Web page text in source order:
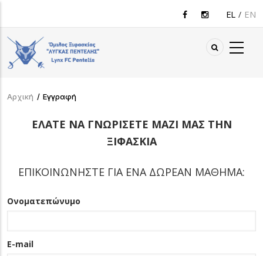
το
κυρίως
περιεχόμενο
EL EN
Breadcrumb
Αρχική / Εγγραφή
ΕΛΑΤΕ ΝΑ ΓΝΩΡΙΣΕΤΕ ΜΑΖΙ ΜΑΣ ΤΗΝ
ΞΙΦΑΣΚΙΑ
ΕΠΙΚΟΙΝΩΝΗΣΤΕ ΓΙΑ ΕΝΑ ΔΩΡΕΑΝ ΜΑΘΗΜΑ:
Ονοματεπώνυμο
E-mail